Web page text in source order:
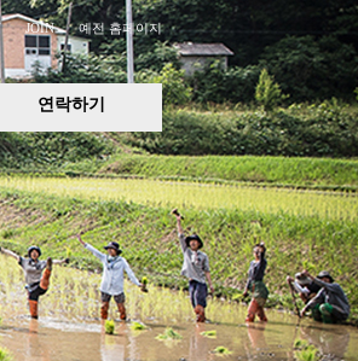
JOIN 예전 홈페이지
연락하기